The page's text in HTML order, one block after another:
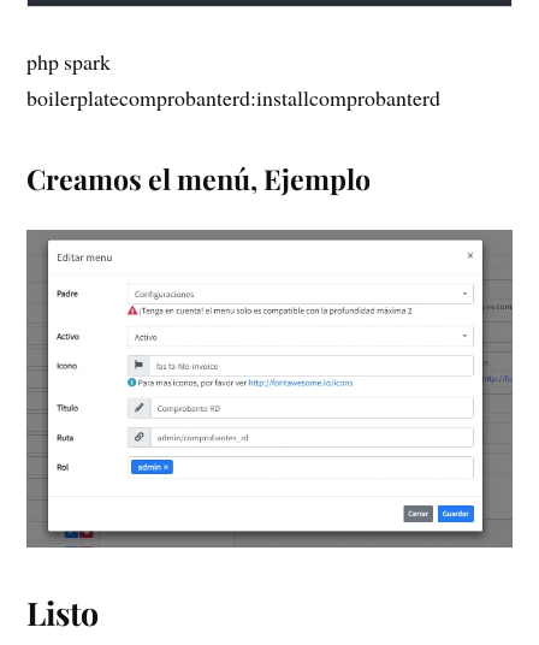
php spark
boilerplatecomprobanterd:installcomprobanterd
Creamos el menú, Ejemplo
Listo